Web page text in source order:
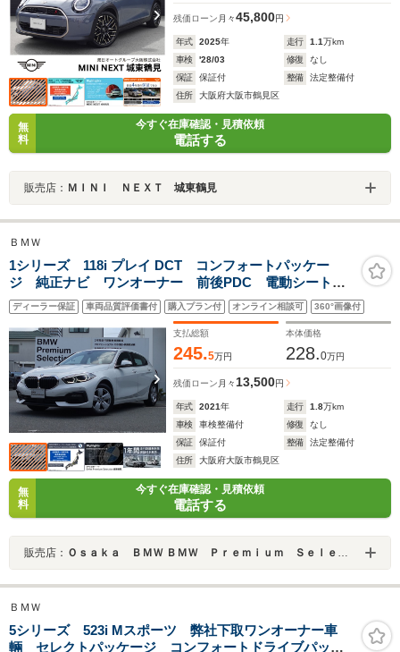
残価ローン 月々45,800円
年式 2025年 走行 1.1万km
車検
'28/03 修復
なし
保証
保証付 整備
法定整備付
住所
大阪府大阪市鶴見区
無
料
今すぐ在庫確認・見積依頼
電話する
販売店： ＭＩＮＩ ＮＥＸＴ 城東鶴見
ＢＭＷ
1シリーズ 118i プレイ DCT コンフォートパッケー
ジ 純正ナビ ワンオーナー 前後PDC 電動シート
オートトランク 純正16インチAW LEDヘッドライト
ワイヤレスチャージ バックカメラ コンフォートアク
セス
ディーラー保証 車両品質評価書付 購入プラン付 オンライン相談可 360°画像付
支払総額
245.5万円
本体価格
228.0万円
残価ローン 月々 13,500円
年式 2021年 走行 1.8万km
車検
車検整備付 修復
なし
保証
保証付 整備
法定整備付
住所
大阪府大阪市鶴見区
無
料
今すぐ在庫確認・見積依頼
電話する
販売店： Ｏｓａｋａ ＢＭＷ ＢＭＷ Ｐｒｅｍｉｕｍ Ｓｅｌｅｃｔｉｏｎ 城東鶴見
ＢＭＷ
5シリーズ 523i Mスポーツ 弊社下取ワンオーナー車
輛 セレクトパッケージ コンフォートドライブパッケ